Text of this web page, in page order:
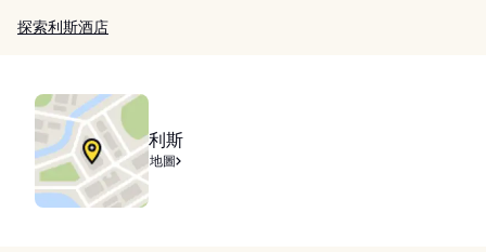
探索利斯酒店
利斯
地圖